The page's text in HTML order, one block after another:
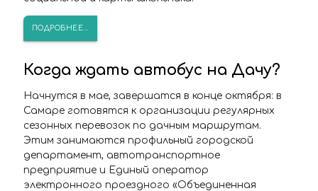
ПОДРОБНЕЕ...
Когда ждать автобус на Дачу?
Начнутся в мае, завершатся в конце октября: в
Самаре готовятся к организации регулярных
сезонных перевозок по дачным маршрутам.
Этим занимаются профильный городской
департамент, автотранспортное
предприятие и Единый оператор
электронного проездного «Объединенная